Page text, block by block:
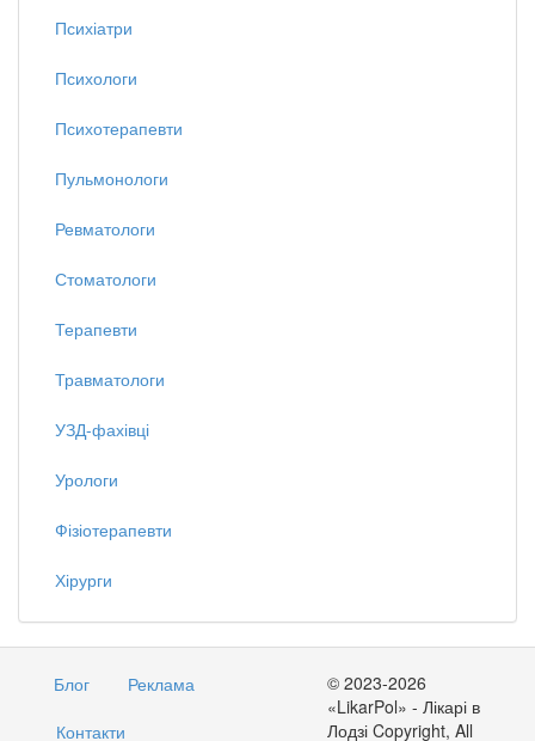
Психіатри
Психологи
Психотерапевти
Пульмонологи
Ревматологи
Стоматологи
Терапевти
Травматологи
УЗД-фахівці
Урологи
Фізіотерапевти
Хірурги
Блог
Реклама
Контакти
© 2023-2026
«LikarPol» - Лікарі в
Лодзі Copyright, All